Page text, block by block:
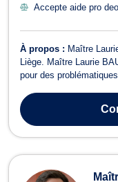
Accepte aide pro
À propos : Maître
Liège. Maître Laurie
pour des
la cohabitation légale
la liquidation du pat...